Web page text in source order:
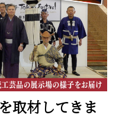
取材してきま